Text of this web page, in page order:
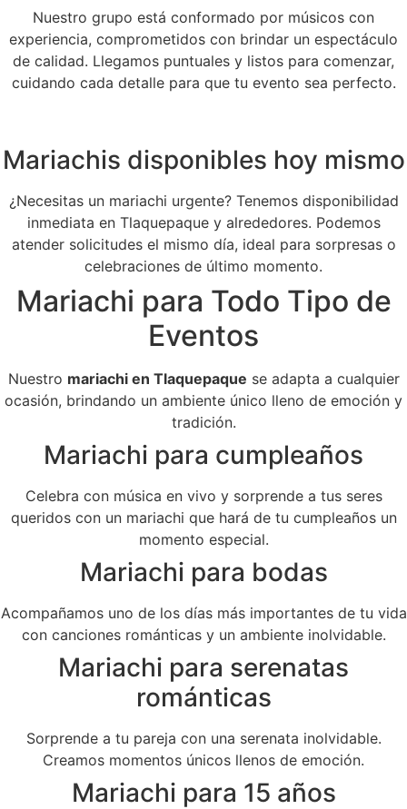
Nuestro grupo está conformado por músicos con
experiencia, comprometidos con brindar un espectáculo
de calidad. Llegamos puntuales y listos para comenzar,
cuidando cada detalle para que tu evento sea perfecto.
Mariachis disponibles hoy mismo
¿Necesitas un mariachi urgente? Tenemos disponibilidad
inmediata en Tlaquepaque y alrededores. Podemos
atender solicitudes el mismo día, ideal para sorpresas o
celebraciones de último momento.
Mariachi para Todo Tipo de
Eventos
Nuestro mariachi en Tlaquepaque se adapta a cualquier
ocasión, brindando un ambiente único lleno de emoción y
tradición.
Mariachi para cumpleaños
Celebra con música en vivo y sorprende a tus seres
queridos con un mariachi que hará de tu cumpleaños un
momento especial.
Mariachi para bodas
Acompañamos uno de los días más importantes de tu vida
con canciones románticas y un ambiente inolvidable.
Mariachi para serenatas
románticas
Sorprende a tu pareja con una serenata inolvidable.
Creamos momentos únicos llenos de emoción.
Mariachi para 15 años